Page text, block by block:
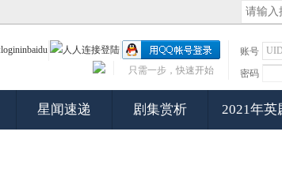
账号
密码
只需一步，快速开始
星闻速递 剧集赏析 2021年英